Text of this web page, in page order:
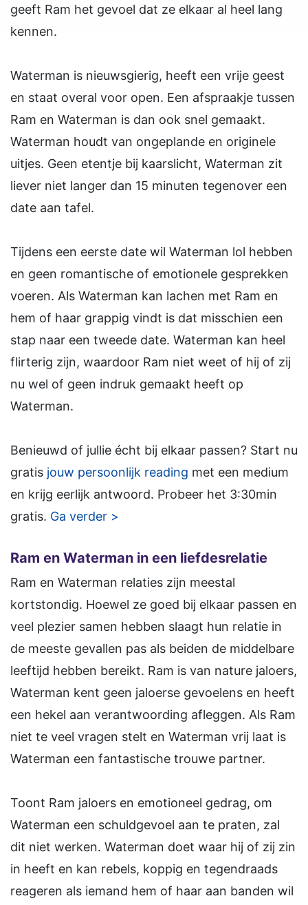
geeft Ram het gevoel dat ze elkaar al heel lang
kennen.
Waterman is nieuwsgierig, heeft een vrije geest
en staat overal voor open. Een afspraakje tussen
Ram en Waterman is dan ook snel gemaakt.
Waterman houdt van ongeplande en originele
uitjes. Geen etentje bij kaarslicht, Waterman zit
liever niet langer dan 15 minuten tegenover een
date aan tafel.
Tijdens een eerste date wil Waterman lol hebben
en geen romantische of emotionele gesprekken
voeren. Als Waterman kan lachen met Ram en
hem of haar grappig vindt is dat misschien een
stap naar een tweede date. Waterman kan heel
flirterig zijn, waardoor Ram niet weet of hij of zij
nu wel of geen indruk gemaakt heeft op
Waterman.
Benieuwd of jullie écht bij elkaar passen? Start nu
gratis jouw persoonlijk reading met een medium
en krijg eerlijk antwoord. Probeer het 3:30min
gratis. Ga verder >
Ram en Waterman in een liefdesrelatie
Ram en Waterman relaties zijn meestal
kortstondig. Hoewel ze goed bij elkaar passen en
veel plezier samen hebben slaagt hun relatie in
de meeste gevallen pas als beiden de middelbare
leeftijd hebben bereikt. Ram is van nature jaloers,
Waterman kent geen jaloerse gevoelens en heeft
een hekel aan verantwoording afleggen. Als Ram
niet te veel vragen stelt en Waterman vrij laat is
Waterman een fantastische trouwe partner.
Toont Ram jaloers en emotioneel gedrag, om
Waterman een schuldgevoel aan te praten, zal
dit niet werken. Waterman doet waar hij of zij zin
in heeft en kan rebels, koppig en tegendraads
reageren als iemand hem of haar aan banden wil